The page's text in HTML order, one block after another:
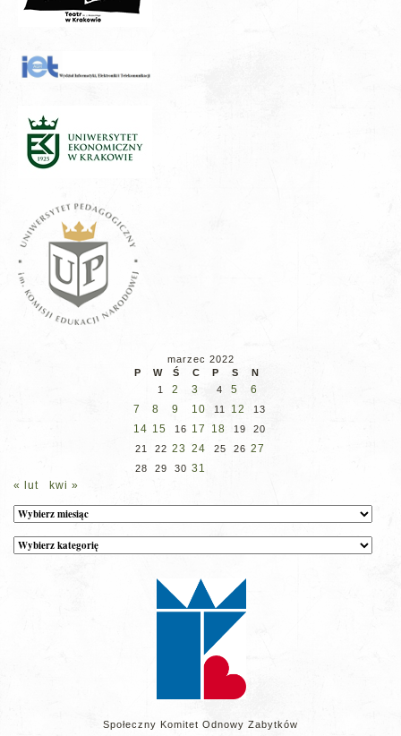
marzec 2022
P
W Ś C P S
N
1
2 3 4 5
6
7
8 9 10 11 12 13
14 15 16 17 18 19
20
21
22 23 24 25 26 27
28 29 30 31
« lut
kwi »
Archiwum
Kategorie
wpisów
Społeczny Komitet Odnowy Zabytków